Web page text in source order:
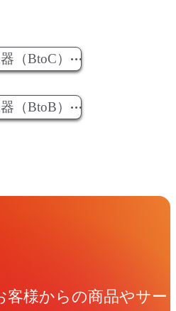
（BtoC）
（BtoB）
問い合わせ
客様からの商品やサー